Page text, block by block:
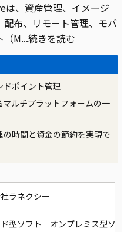
は、資産管理、イメージ
布、リモート管理、モバ
（M...続きを読む
ドポイント管理
ルチプラットフォームの一
時間と資金の節約を実現で
ラネクシー
ド型ソフト オンプレミス型ソ